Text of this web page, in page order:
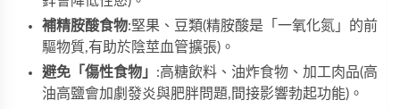
補精胺酸食物:堅果、豆類(精胺酸是「一氧化氮」的前
驅物質,有助於陰莖血管擴張)。
避免「傷性食物」 :高糖飲料、油炸食物、加工肉品(高
油高鹽會加劇發炎與肥胖問題,間接影響勃起功能)。